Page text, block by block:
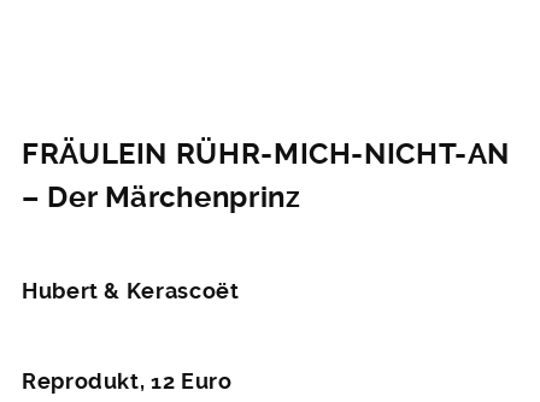
FRÄULEIN RÜHR-MICH-NICHT-AN
– Der Märchenprinz
Hubert & Kerascoët
Reprodukt, 12 Euro